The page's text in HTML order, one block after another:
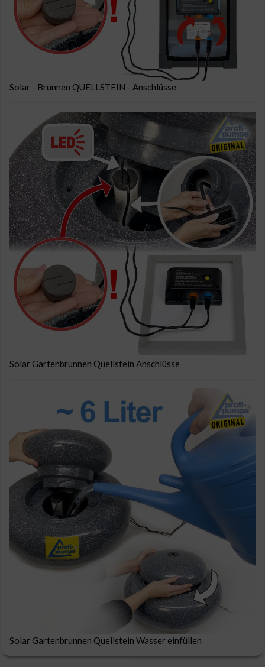
Solar - Brunnen QUELLSTEIN - Anschlüsse
Solar Gartenbrunnen Quellstein Anschlüsse
Solar Gartenbrunnen Quellstein Wasser einfüllen